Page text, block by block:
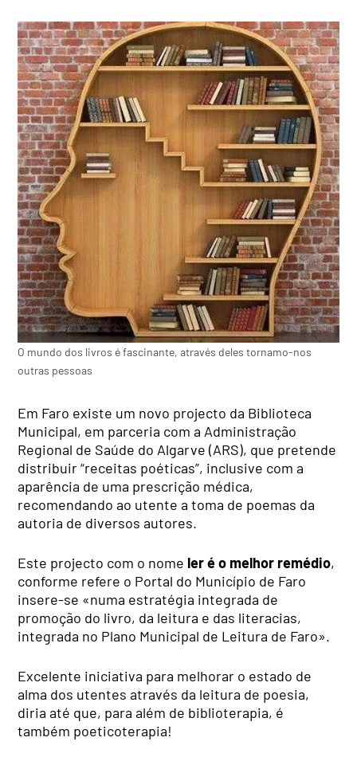
O mundo dos livros é fascinante, através deles tornamo-nos
outras pessoas
Em Faro existe um novo projecto da Biblioteca
Municipal, em parceria com a Administração
Regional de Saúde do Algarve (ARS), que pretende
distribuir “receitas poéticas”, inclusive com a
aparência de uma prescrição médica,
recomendando ao utente a toma de poemas da
autoria de diversos autores.
Este projecto com o nome ler é o melhor remédio,
conforme refere o Portal do Município de Faro
insere-se «numa estratégia integrada de
promoção do livro, da leitura e das literacias,
integrada no Plano Municipal de Leitura de Faro».
Excelente iniciativa para melhorar o estado de
alma dos utentes através da leitura de poesia,
diria até que, para além de biblioterapia, é
também poeticoterapia!